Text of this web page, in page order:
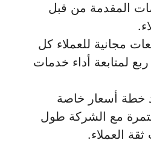
المقدمة من قبل
مجانية للعملاء كل
لمتابعة أداء خدمات
خطة أسعار خاصة
مع الشركة طول
العملاء.